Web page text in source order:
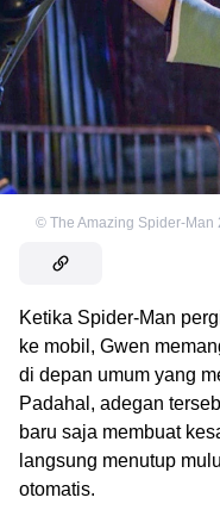
© The Amazing Spider-Man
Ketika Spider-Man
ke mobil, Gwen
di depan umum yang
Padahal, adegan
baru saja membuat
langsung menutup
otomatis.